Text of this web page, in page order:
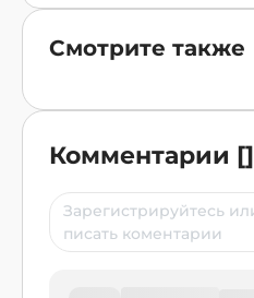
Смотрите также
Комментарии []